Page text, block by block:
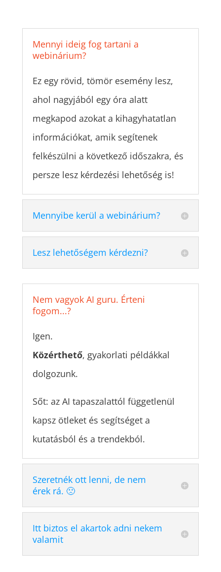
Mennyi ideig fog tartani a
webinárium?
Ez egy rövid, tömör esemény lesz,
ahol nagyjából egy óra alatt
megkapod azokat a kihagyhatatlan
információkat, amik segítenek
felkészülni a következő időszakra, és
persze lesz kérdezési lehetőség is!
Mennyibe kerül a webinárium?
Lesz lehetőségem kérdezni?
Nem vagyok AI guru. Érteni
fogom...?
Igen.
Közérthető, gyakorlati példákkal
dolgozunk.
Sőt: az AI tapaszalattól függetlenül
kapsz ötleket és segítséget a
kutatásból és a trendekból.
Szeretnék ott lenni, de nem
érek rá. 🙁
Itt biztos el akartok adni nekem
valamit